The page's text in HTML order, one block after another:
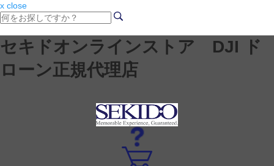
x close
セキドオンラインストア DJI ド
ローン正規代理店